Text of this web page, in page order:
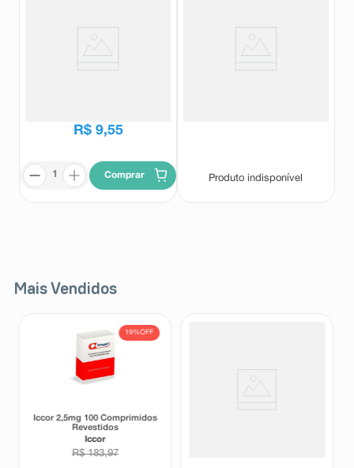
Probenxil 15mg/ml Gotas
R$ 9,55
Comprar
Probenxil 50mg 20 Drágeas
Produto indisponível
Mais Vendidos
19%OFF
Iccor 2,5mg 100 Comprimidos
Revestidos
Iccor
R$ 183,97